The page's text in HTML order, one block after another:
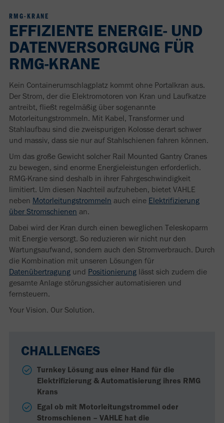
RMG-KRANE
EFFIZIENTE ENERGIE- UND
DATENVERSORGUNG FÜR
RMG-KRANE
Kein Containerumschlagplatz kommt ohne Portalkran aus.
Der Strom, der die Elektromotoren von Kran und Laufkatze
antreibt, fließt regelmäßig über sogenannte
Motorleitungstrommeln. Mit Kabel, Transformer und
Stahlaufbau sind die zweispurigen Kolosse derart schwer
und massiv, dass sie nur auf Stahlschienen fahren können.
Um das große Gewicht solcher Rail Mounted Gantry Cranes
zu bewegen, sind enorme Energieleistungen erforderlich.
RMG-Krane sind deshalb in ihrer Fahrgeschwindigkeit
limitiert. Um diesen Nachteil aufzuheben, bietet VAHLE
neben Motorleitungstrommeln auch eine Elektrifizierung
über Stromschienen an.
Dabei wird der Kran durch einen beweglichen Teleskoparm
mit Energie versorgt. So reduzieren wir nicht nur den
Wartungsaufwand, sondern auch den Stromverbrauch. Durch
die Kombination mit unseren Lösungen für
Datenübertragung und Positionierung lässt sich zudem die
gesamte Anlage störungssicher automatisieren und
fernsteuern.
Your Vision. Our Solution.
CHALLENGES
Turnkey Lösung aus einer Hand für die
Elektrifizierung & Automatisierung ihres RMG
Krans
Egal ob mit Motorleitungstrommel oder
Stromschienen – VAHLE hat die